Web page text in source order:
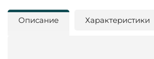
Описание Характеристики